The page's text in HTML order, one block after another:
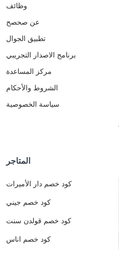
وظائف
عن صحصح
تطبيق الجوال
برنامج الاصدار التجريبي
مركز المساعدة
الشروط والأحكام
سياسة الخصوصية
المتاجر
كود خصم دار الأميرات
كود خصم جيني
كود خصم قولدن سنت
كود خصم اناس